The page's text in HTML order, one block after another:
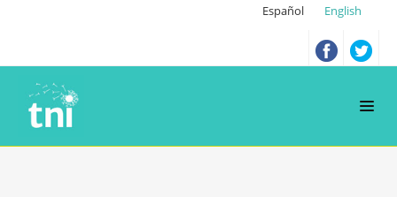
Español English